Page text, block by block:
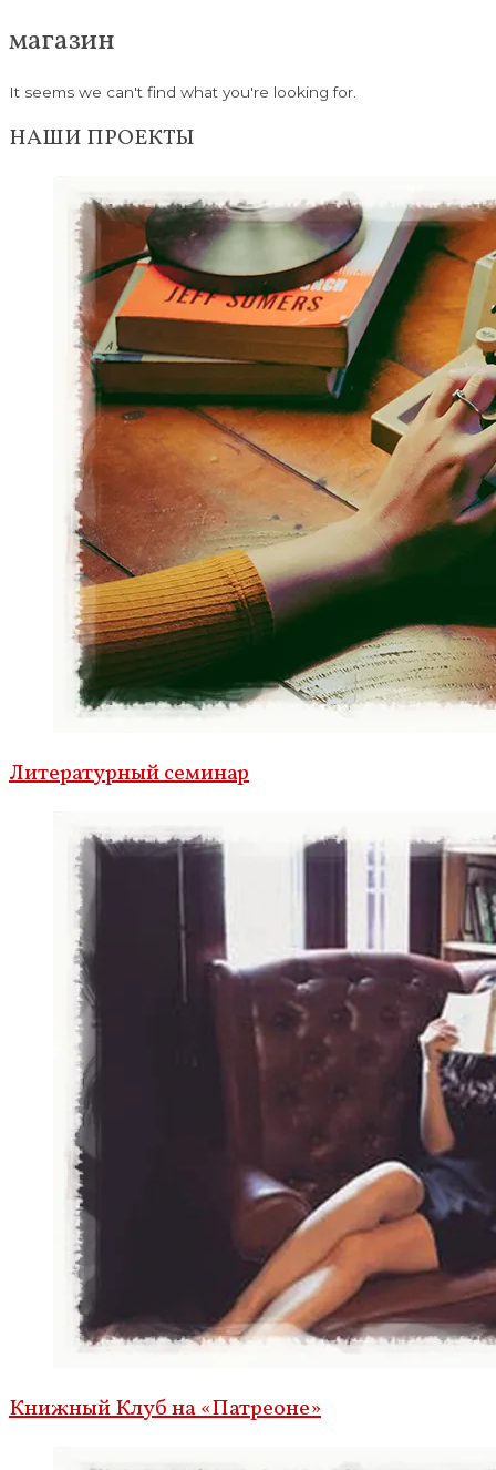
магазин
It seems we can't find what you're looking for.
НАШИ ПРОЕКТЫ
Литературный семинар
Книжный Клуб на «Патреоне»